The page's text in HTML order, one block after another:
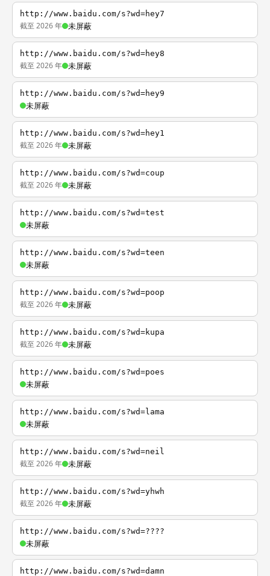
http://www.baidu.com/s?wd=hey7
截至 2026 年 未屏蔽
http://www.baidu.com/s?wd=hey8
截至 2026 年 未屏蔽
http://www.baidu.com/s?wd=hey9
未屏蔽
http://www.baidu.com/s?wd=hey1
截至 2026 年 未屏蔽
http://www.baidu.com/s?wd=coup
截至 2026 年 未屏蔽
http://www.baidu.com/s?wd=test
未屏蔽
http://www.baidu.com/s?wd=teen
未屏蔽
http://www.baidu.com/s?wd=poop
截至 2026 年 未屏蔽
http://www.baidu.com/s?wd=kupa
截至 2026 年 未屏蔽
http://www.baidu.com/s?wd=poes
未屏蔽
http://www.baidu.com/s?wd=lama
未屏蔽
http://www.baidu.com/s?wd=neil
截至 2026 年 未屏蔽
http://www.baidu.com/s?wd=yhwh
截至 2026 年 未屏蔽
http://www.baidu.com/s?wd=????
未屏蔽
http://www.baidu.com/s?wd=damn